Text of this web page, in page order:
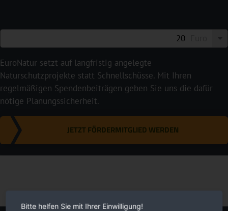
EuroNatur setzt auf langfristig angelegte
Naturschutzprojekte statt Schnellschüsse. Mit Ihren
regelmäßigen Spendenbeiträgen geben Sie uns die dafür
nötige Planungssicherheit.
JETZT FÖRDERMITGLIED WERDEN
Bitte helfen Sie mit Ihrer Einwilligung!